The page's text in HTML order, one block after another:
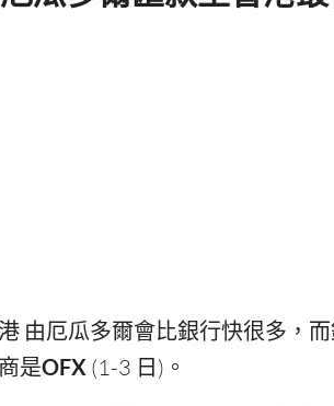
由厄瓜多爾會比銀行快很多，
是OFX (1-3 日)。